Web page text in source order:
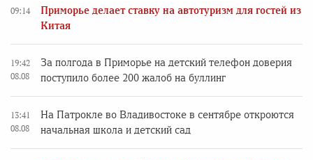
09:14
Приморье делает ставку на автотуризм для гостей из
Китая
19:42
08.08
За полгода в Приморье на детский телефон доверия
поступило более 200 жалоб на буллинг
13:41
08.08
На Патрокле во Владивостоке в сентябре откроются
начальная школа и детский сад